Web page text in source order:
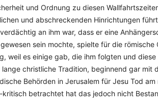
und Ordnung zu diesen
und abschreckenden Hinrichtungen
an ihm war, dass er eine
sein mochte, spielte für die römische
weil es einige gab, die ihm folgten und diese
christliche Tradition, beginnend gar mit
Behörden in Jerusalem für Jesu Tod am
betrachtet hat das jedoch nicht